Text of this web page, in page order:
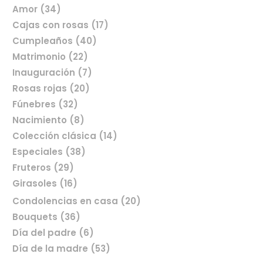
Amor (34)
Cajas con rosas (17)
Cumpleaños (40)
Matrimonio (22)
Inauguración (7)
Rosas rojas (20)
Fúnebres (32)
Nacimiento (8)
Colección clásica (14)
Especiales (38)
Fruteros (29)
Girasoles (16)
Comprar flores en línea
Condolencias en casa (20)
Bouquets (36)
Día del padre (6)
Día de la madre (53)